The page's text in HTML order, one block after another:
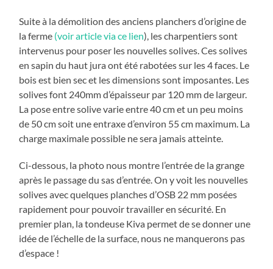
Suite à la démolition des anciens planchers d’origine de
la ferme (voir article via ce lien), les charpentiers sont
intervenus pour poser les nouvelles solives. Ces solives
en sapin du haut jura ont été rabotées sur les 4 faces. Le
bois est bien sec et les dimensions sont imposantes. Les
solives font 240mm d’épaisseur par 120 mm de largeur.
La pose entre solive varie entre 40 cm et un peu moins
de 50 cm soit une entraxe d’environ 55 cm maximum. La
charge maximale possible ne sera jamais atteinte.
Ci-dessous, la photo nous montre l’entrée de la grange
après le passage du sas d’entrée. On y voit les nouvelles
solives avec quelques planches d’OSB 22 mm posées
rapidement pour pouvoir travailler en sécurité. En
premier plan, la tondeuse Kiva permet de se donner une
idée de l’échelle de la surface, nous ne manquerons pas
d’espace !